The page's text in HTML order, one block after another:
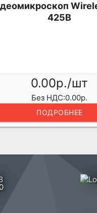
425B
0.00р./шт
Без НДС:0.00р.
ПОДРОБНЕЕ